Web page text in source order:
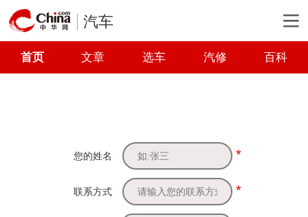
汽车
首页 文章 选车 汽修 百科
您的姓名 *
联系方式 *